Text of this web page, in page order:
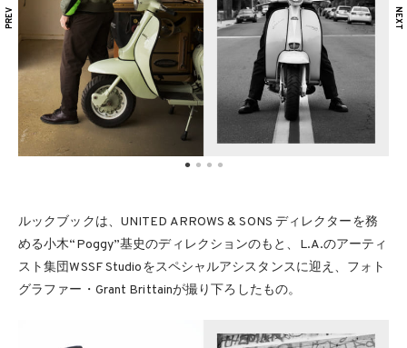
ルックブックは、UNITED ARROWS & SONS ディレクターを務
める小木“Poggy”基史のディレクションのもと、L.A.のアーティ
スト集団WSSF Studioをスペシャルアシスタンスに迎え、フォト
グラファー・Grant Brittainが撮り下ろしたもの。